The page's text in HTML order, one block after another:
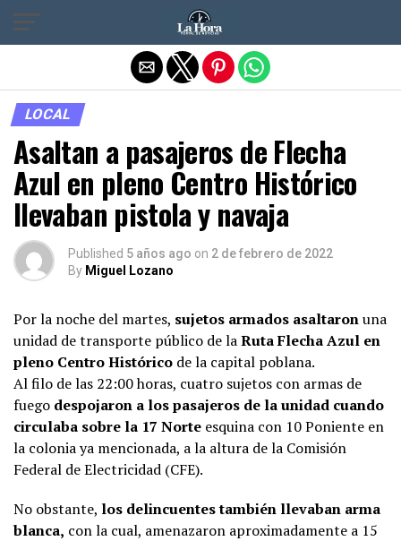
LOCAL
Asaltan a pasajeros de Flecha
Azul en pleno Centro Histórico
llevaban pistola y navaja
Published 5 años ago on 2 de febrero de 2022
By Miguel Lozano
Por la noche del martes, sujetos armados asaltaronuna
unidad de transporte público de laRuta Flecha Azul en
pleno Centro Histórico de la capital poblana.
Al filo de las 22:00 horas, cuatro sujetos con armas de
fuego despojaron a los pasajeros de la unidad cuando
circulaba sobre la 17 Norte esquina con 10 Poniente en
la colonia ya mencionada, a la altura de la Comisión
Federal de Electricidad (CFE).
No obstante, los delincuentes también llevaban arma
blanca, con la cual, amenazaron aproximadamente a 15
Salir de la versión móvil